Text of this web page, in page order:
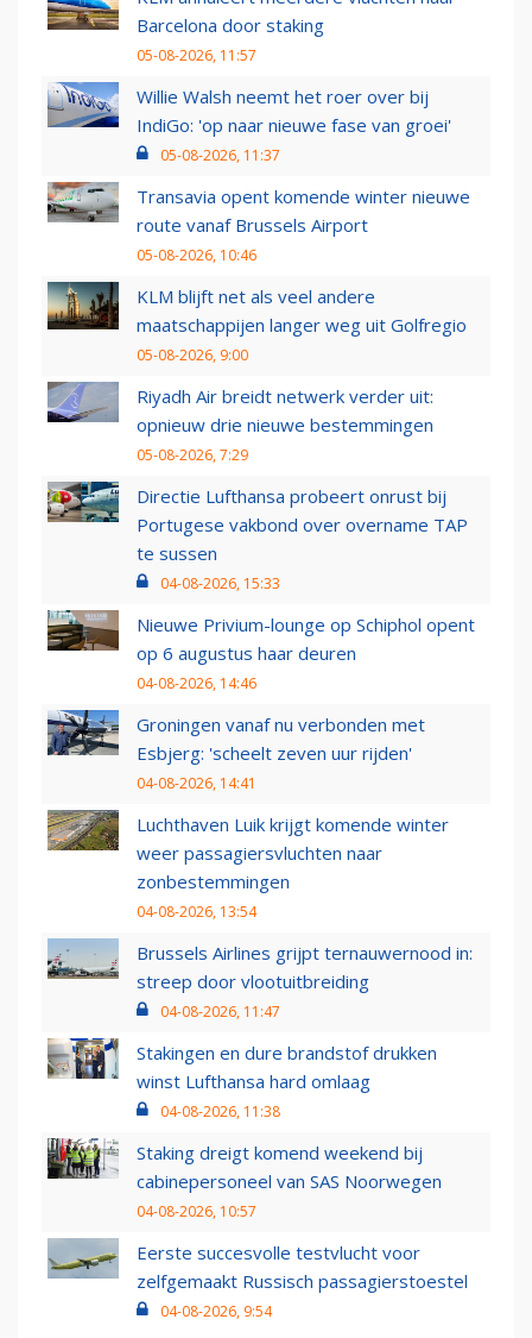
Barcelona door staking
05-08-2026, 11:57
Willie Walsh neemt het roer over bij
IndiGo: 'op naar nieuwe fase van groei'
05-08-2026, 11:37
Transavia opent komende winter nieuwe
route vanaf Brussels Airport
05-08-2026, 10:46
KLM blijft net als veel andere
maatschappijen langer weg uit Golfregio
05-08-2026, 9:00
Riyadh Air breidt netwerk verder uit:
opnieuw drie nieuwe bestemmingen
05-08-2026, 7:29
Directie Lufthansa probeert onrust bij
Portugese vakbond over overname TAP
te sussen
04-08-2026, 15:33
Nieuwe Privium-lounge op Schiphol opent
op 6 augustus haar deuren
04-08-2026, 14:46
Groningen vanaf nu verbonden met
Esbjerg: 'scheelt zeven uur rijden'
04-08-2026, 14:41
Luchthaven Luik krijgt komende winter
weer passagiersvluchten naar
zonbestemmingen
04-08-2026, 13:54
Brussels Airlines grijpt ternauwernood in:
streep door vlootuitbreiding
04-08-2026, 11:47
Stakingen en dure brandstof drukken
winst Lufthansa hard omlaag
04-08-2026, 11:38
Staking dreigt komend weekend bij
cabinepersoneel van SAS Noorwegen
04-08-2026, 10:57
Eerste succesvolle testvlucht voor
zelfgemaakt Russisch passagierstoestel
04-08-2026, 9:54